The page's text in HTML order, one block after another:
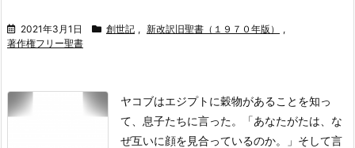
2021年3月1日 創世記 , 新改訳旧聖書（１９７０年版）
,
著作権フリー聖書
ヤコブはエジプトに穀物があることを知っ
て、息子たちに言った。「あなたがたは、な
ぜ互いに顔を見合っているのか。」 そして言